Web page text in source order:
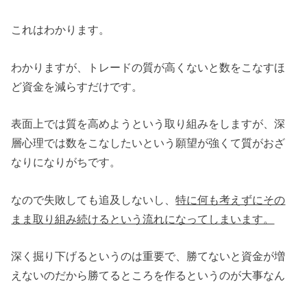
これはわかります。
わかりますが、トレードの質が高くないと数をこなすほ
ど資金を減らすだけです。
表面上では質を高めようという取り組みをしますが、深
層心理では数をこなしたいという願望が強くて質がおざ
なりになりがちです。
なので失敗しても追及しないし、特に何も考えずにその
まま取り組み続けるという流れになってしまいます。
深く掘り下げるというのは重要で、勝てないと資金が増
えないのだから勝てるところを作るというのが大事なん